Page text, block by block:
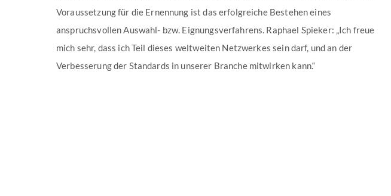
Voraussetzung für die Ernennung ist das erfolgreiche Bestehen eines
anspruchsvollen Auswahl- bzw. Eignungsverfahrens. Raphael Spieker: „Ich freue
mich sehr, dass ich Teil dieses weltweiten Netzwerkes sein darf, und an der
Verbesserung der Standards in unserer Branche mitwirken kann.“